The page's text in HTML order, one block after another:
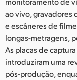
ao vivo, gravadores
e escâneres de
longas-metragens,
As placas de
introduziram uma
pós-produção,